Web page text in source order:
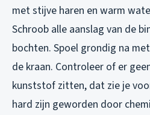
met stijve haren en warm
Schroob alle aanslag van de
bochten. Spoel grondig na
de kraan. Controleer of er
kunststof zitten, dat zie je
hard zijn geworden door